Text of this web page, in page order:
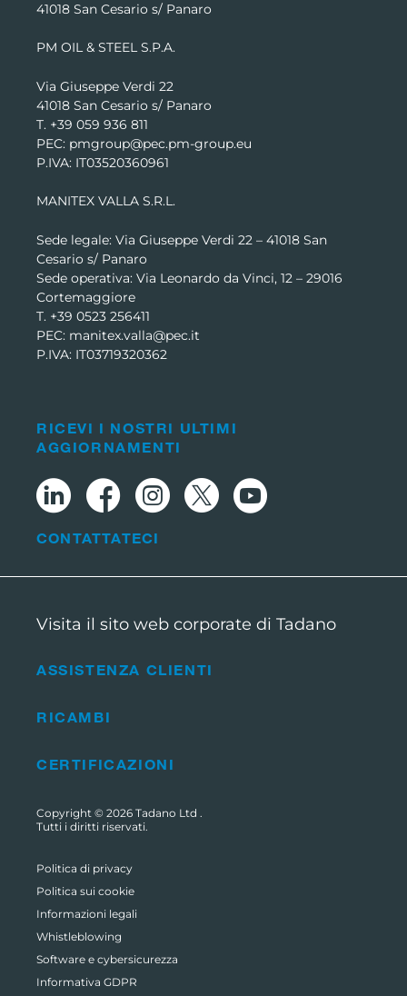
41018 San Cesario s/ Panaro
PM OIL & STEEL S.P.A.
Via Giuseppe Verdi 22
41018 San Cesario s/ Panaro
T. +39 059 936 811
PEC: pmgroup@pec.pm-group.eu
P.IVA: IT03520360961
MANITEX VALLA S.R.L.
Sede legale: Via Giuseppe Verdi 22 – 41018 San
Cesario s/ Panaro
Sede operativa: Via Leonardo da Vinci, 12 – 29016
Cortemaggiore
T. +39 0523 256411
PEC: manitex.valla@pec.it
P.IVA: IT03719320362
ASSISTENZA CLIENTI
RICAMBI
CERTIFICAZIONI
RICEVI I NOSTRI ULTIMI
AGGIORNAMENTI
CONTATTATECI
Visita il sito web corporate di Tadano
Copyright © 2026 Tadano Ltd .
Tutti i diritti riservati.
Politica di privacy
Politica sui cookie
Informazioni legali
Whistleblowing
Software e cybersicurezza
Informativa GDPR